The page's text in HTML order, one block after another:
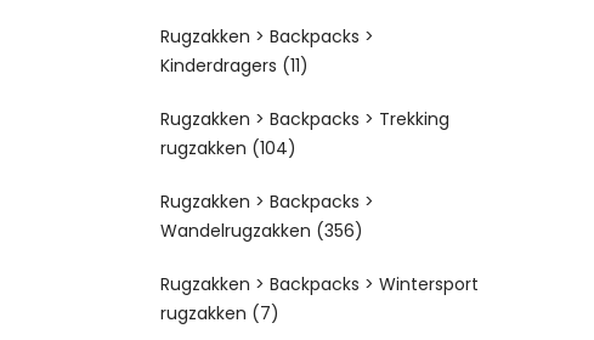
Rugzakken > Backpacks >
Kinderdragers (11)
Rugzakken > Backpacks > Trekking
rugzakken (104)
Rugzakken > Backpacks >
Wandelrugzakken (356)
Rugzakken > Backpacks > Wintersport
rugzakken (7)